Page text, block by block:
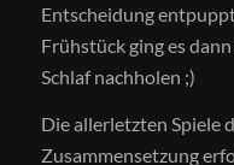
Entscheidung
Frühstück ging es
Schlaf nachholen ;)
Die allerletzten Spiele
Zusammensetzung